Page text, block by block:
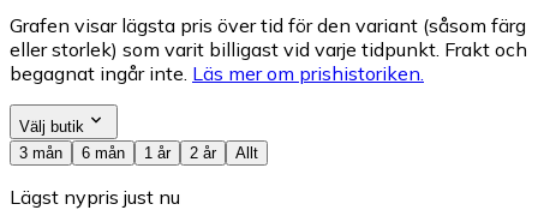
Grafen visar lägsta pris över tid för den variant (såsom färg
eller storlek) som varit billigast vid varje tidpunkt. Frakt och
begagnat ingår inte. Läs mer om prishistoriken.
Välj butik
3 mån
6 mån 1 år 2 år Allt
Lägst nypris just nu